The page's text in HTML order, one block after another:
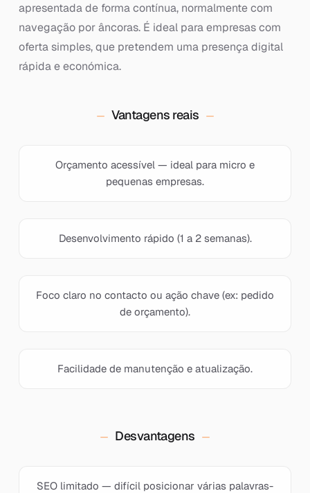
apresentada de forma contínua, normalmente com
navegação por âncoras. É ideal para empresas com
oferta simples, que pretendem uma presença digital
rápida e económica.
Vantagens reais
Orçamento acessível — ideal para micro e
pequenas empresas.
Desenvolvimento rápido (1 a 2 semanas).
Foco claro no contacto ou ação chave (ex: pedido
de orçamento).
Facilidade de manutenção e atualização.
Desvantagens
SEO limitado — difícil posicionar várias palavras-